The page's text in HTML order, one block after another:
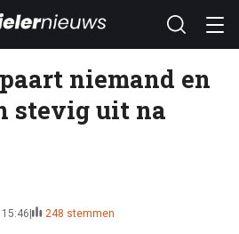
niemand en
stevig uit na
248 stemmen